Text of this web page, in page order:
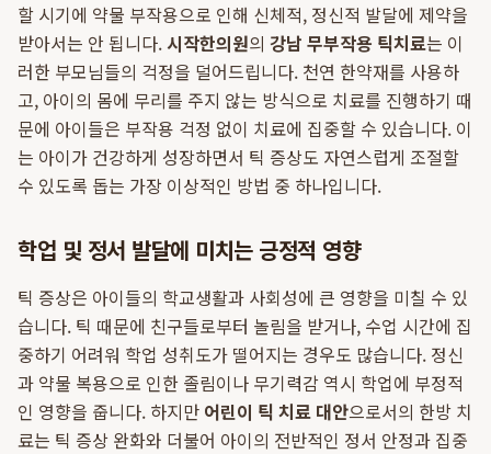
할 시기에 약물 부작용으로 인해 신체적, 정신적 발달에 제약을
받아서는 안 됩니다.시작한의원의 강남 무부작용 틱치료는 이
러한 부모님들의 걱정을 덜어드립니다. 천연 한약재를 사용하
고, 아이의 몸에 무리를 주지 않는 방식으로 치료를 진행하기 때
문에 아이들은 부작용 걱정 없이 치료에 집중할 수 있습니다. 이
는 아이가 건강하게 성장하면서 틱 증상도 자연스럽게 조절할
수 있도록 돕는 가장 이상적인 방법 중 하나입니다.
학업 및 정서 발달에 미치는 긍정적 영향
틱 증상은 아이들의 학교생활과 사회성에 큰 영향을 미칠 수 있
습니다. 틱 때문에 친구들로부터 놀림을 받거나, 수업 시간에 집
중하기 어려워 학업 성취도가 떨어지는 경우도 많습니다. 정신
과 약물 복용으로 인한 졸림이나 무기력감 역시 학업에 부정적
인 영향을 줍니다. 하지만 어린이 틱 치료 대안으로서의 한방 치
료는 틱 증상 완화와 더불어 아이의 전반적인 정서 안정과 집중